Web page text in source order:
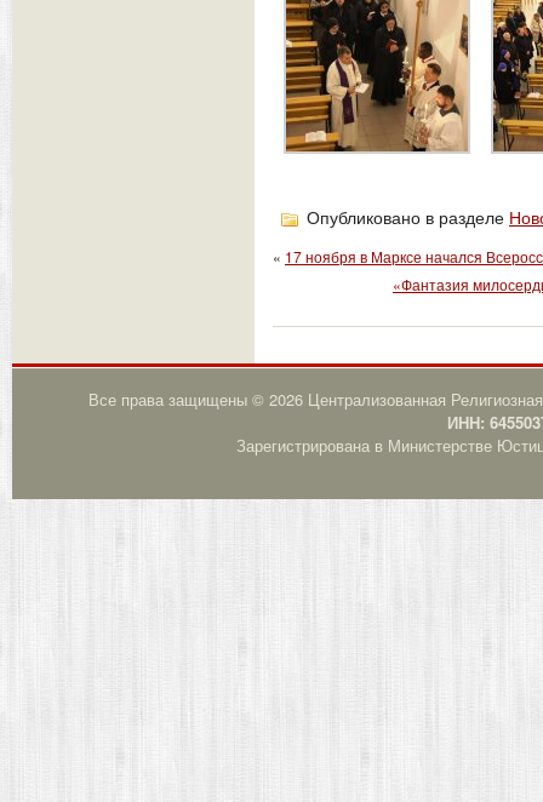
Опубликовано в разделе
« 17 ноября в Марксе начался
«Фантазия
Все права защищены © 2026 Централизованная
ИНН:
Зарегистрирована в Министерстве